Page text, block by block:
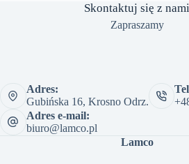
Skontaktuj się z nami
Zapraszamy
Adres:
Gubińska 16, Krosno Odrz.
Adres e-mail:
biuro@lamco.pl
Lamco